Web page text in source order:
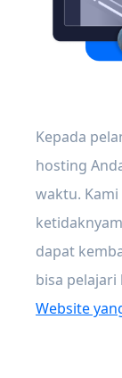
Kepada
hosting
waktu.
dapat
bisa
Website